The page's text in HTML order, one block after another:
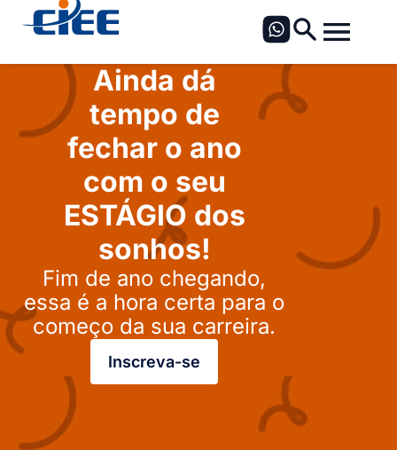
Ainda dá
tempo de
fechar o ano
com o seu
ESTÁGIO dos
sonhos!
Fim de ano chegando,
essa é a hora certa para o
começo da sua carreira.
Inscreva-se